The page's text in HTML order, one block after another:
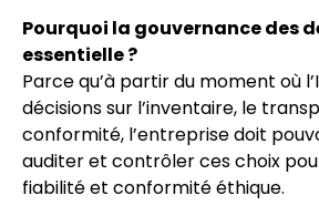
Pourquoi la gouvernance des
essentielle ?
Parce qu’à partir du moment où
décisions sur l’inventaire, le
conformité, l’entreprise doit
auditer et contrôler ces choix
fiabilité et conformité éthique.